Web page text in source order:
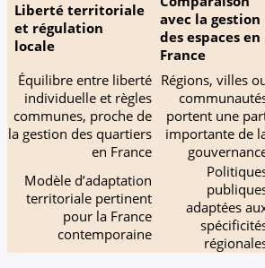
Liberté territoriale
et régulation
locale
Équilibre entre liberté
individuelle et règles
communes, proche de
la gestion des quartiers
en France
Modèle d’adaptation
territoriale pertinent
pour la France
contemporaine